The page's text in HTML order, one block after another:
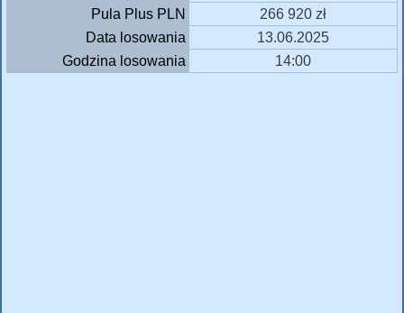
Pula Plus PLN
266 920 zł
Data losowania
13.06.2025
Godzina losowania
14:00